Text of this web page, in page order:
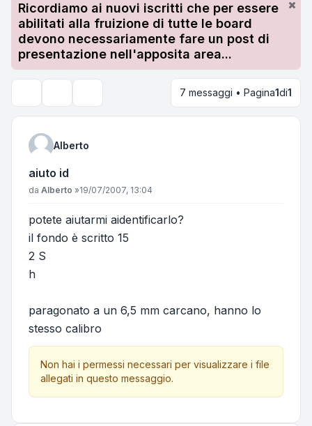
Ricordiamo ai nuovi iscritti che per essere
abilitati alla fruizione di tutte le board
devono necessariamente fare un post di
presentazione nell'apposita area...
7 messaggi • Pagina1di1
Alberto
aiuto id
Messaggio
da Alberto »19/07/2007, 13:04
potete aiutarmi aidentificarlo?
il fondo è scritto 15
2 S
h
paragonato a un 6,5 mm carcano, hanno lo
stesso calibro
Non hai i permessi necessari per visualizzare i file
allegati in questo messaggio.